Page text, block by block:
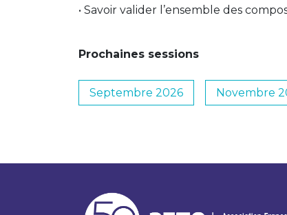
• Savoir valider l’ensemble des
Prochaines sessions
Septembre 2026 Novembre